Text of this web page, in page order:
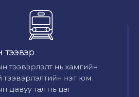
тээвэр
тээвэрлэлт нь хамгийн
тээвэрлэлтийн нэг юм.
давуу тал нь цаг